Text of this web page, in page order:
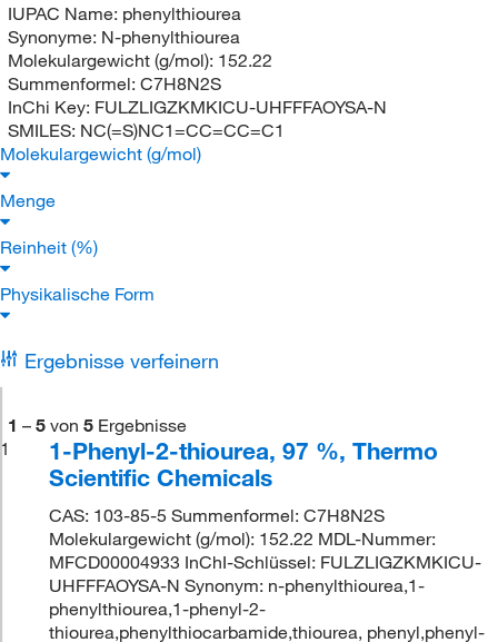
IUPAC Name: phenylthiourea
Synonyme: N-phenylthiourea
Molekulargewicht (g/mol): 152.22
Summenformel: C7H8N2S
InChi Key: FULZLIGZKMKICU-UHFFFAOYSA-N
SMILES: NC(=S)NC1=CC=CC=C1
Molekulargewicht (g/mol)
Menge
Reinheit (%)
Physikalische Form
Ergebnisse verfeinern
1 – 5 von 5 Ergebnisse
1
1-Phenyl-2-thiourea, 97 %, Thermo
Scientific Chemicals
CAS: 103-85-5 Summenformel: C7H8N2S
Molekulargewicht (g/mol): 152.22 MDL-Nummer:
MFCD00004933 InChI-Schlüssel: FULZLIGZKMKICU-
UHFFFAOYSA-N Synonym: n-phenylthiourea,1-
phenylthiourea,1-phenyl-2-
thiourea,phenylthiocarbamide,thiourea, phenyl,phenyl-